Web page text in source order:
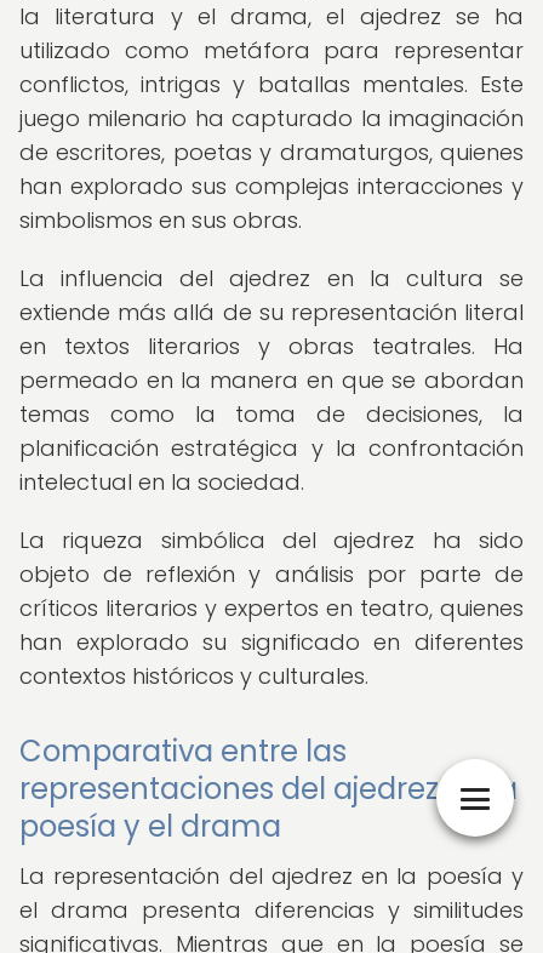
la literatura y el drama, el ajedrez se ha
utilizado como metáfora para representar
conflictos, intrigas y batallas mentales. Este
juego milenario ha capturado la imaginación
de escritores, poetas y dramaturgos, quienes
han explorado sus complejas interacciones y
simbolismos en sus obras.
La influencia del ajedrez en la cultura se
extiende más allá de su representación literal
en textos literarios y obras teatrales. Ha
permeado en la manera en que se abordan
temas como la toma de decisiones, la
planificación estratégica y la confrontación
intelectual en la sociedad.
La riqueza simbólica del ajedrez ha sido
objeto de reflexión y análisis por parte de
críticos literarios y expertos en teatro, quienes
han explorado su significado en diferentes
contextos históricos y culturales.
Comparativa entre las
representaciones del ajedrez en la
poesía y el drama
La representación del ajedrez en la poesía y
el drama presenta diferencias y similitudes
significativas. Mientras que en la poesía se